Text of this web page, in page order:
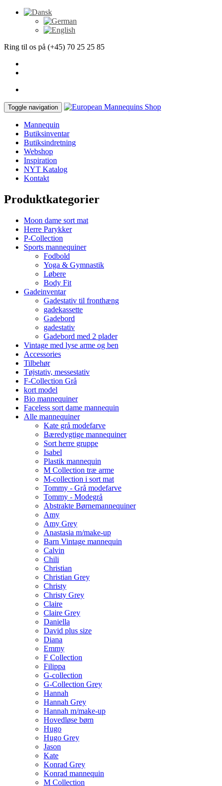
Ring til os på (+45) 70 25 25 85
Toggle navigation
Mannequin
Butiksinventar
Butiksindretning
Webshop
Inspiration
NYT Katalog
Kontakt
Produktkategorier
Moon dame sort mat
Herre Parykker
P-Collection
Sports mannequiner
Fodbold
Yoga & Gymnastik
Løbere
Body Fit
Gadeinventar
Gadestativ til fronthæng
gadekassette
Gadebord
gadestativ
Gadebord med 2 plader
Vintage med lyse arme og ben
Accessories
Tilbehør
Tøjstativ, messestativ
F-Collection Grå
kort model
Bio mannequiner
Faceless sort dame mannequin
Alle mannequiner
Kate grå modefarve
Bæredygtige mannequiner
Sort herre gruppe
Isabel
Plastik mannequin
M Collection træ arme
M-collection i sort mat
Tommy - Grå modefarve
Tommy - Modegrå
Abstrakte Børnemannequiner
Amy
Amy Grey
Anastasia m/make-up
Barn Vintage mannequin
Calvin
Chili
Christian
Christian Grey
Christy
Christy Grey
Claire
Claire Grey
Daniella
David plus size
Diana
Emmy
F Collection
Filippa
G-collection
G-Collection Grey
Hannah
Hannah Grey
Hannah m/make-up
Hovedløse børn
Hugo
Hugo Grey
Jason
Kate
Konrad Grey
Konrad mannequin
M Collection